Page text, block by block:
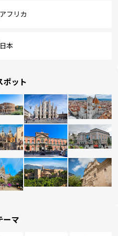
アフリカ
日本
ポット
ーマ